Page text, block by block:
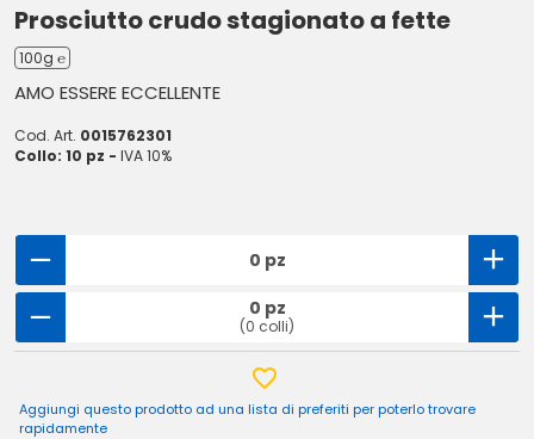
Prosciutto crudo stagionato a fette
100g ℮
AMO ESSERE ECCELLENTE
Cod. Art. 0015762301
Collo: 10 pz - IVA 10%
0 pz
0 pz
(0 colli)
Aggiungi questo prodotto ad una lista di preferiti per poterlo trovare
rapidamente